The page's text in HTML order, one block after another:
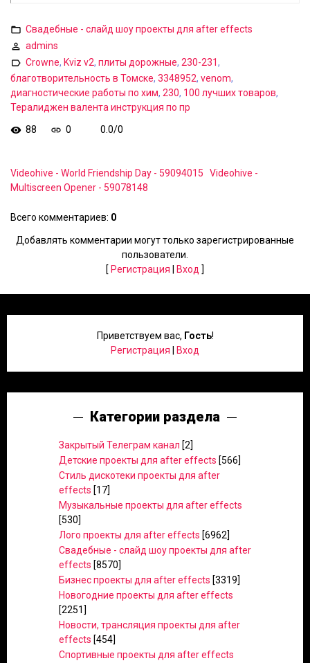
Свадебные - слайд шоу проекты для after effects
admins
Crowne, Kviz v2, плиты дорожные, 230-231,
благотворительность в Томске, 3348952, venom,
диагностические работы по хим, 230, 100 лучших товаров,
Тералиджен валента инструкция по пр
88
0 0.0/0
Videohive - World Friendship Day - 59094015
Videohive -
Multiscreen Opener - 59078148
Всего комментариев: 0
Добавлять комментарии могут только зарегистрированные
пользователи.
[ Регистрация Вход ]
Приветствуем вас, Гость!
Регистрация
Вход
Категории раздела
Закрытый Телеграм канал [2]
Детские проекты для after effects [566]
Стиль дискотеки проекты для after
effects [17]
Музыкальные проекты для after effects
[530]
Лого проекты для after effects [6962]
Свадебные - слайд шоу проекты для after
effects [8570]
Бизнес проекты для after effects [3319]
Новогодние проекты для after effects
[2251]
Новости, трансляция проекты для after
effects [454]
Спортивные проекты для after effects